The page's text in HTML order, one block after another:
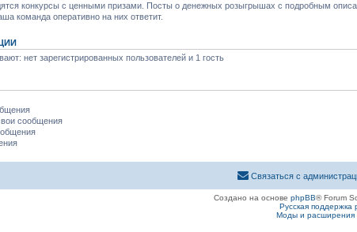
конкурсы с ценными призами. Посты о денежных розыгрышах с подробным
команда оперативно на них ответит.
нет зарегистрированных пользователей и 1 гость
сообщения
Связаться с
Создано на основе phpBB® Forum
Русская поддержка
Моды и расширения